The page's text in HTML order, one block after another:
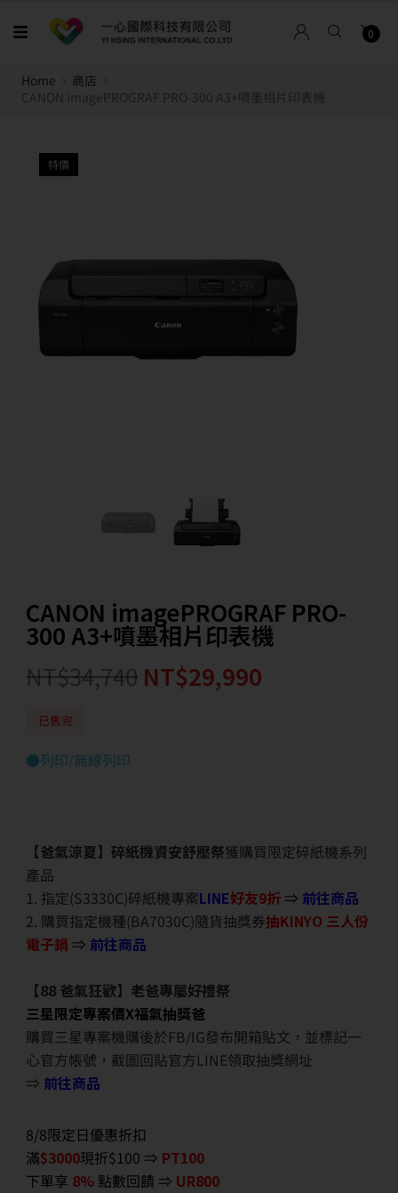
0
Home
商店
CANON imagePROGRAF PRO-300 A3+噴墨相片印表機
特價
CANON imagePROGRAF PRO-
300 A3+噴墨相片印表機
NT$34,740 NT$29,990
已售完
●列印/無線列印
【爸氣涼夏】碎紙機資安舒壓祭獲購買限定碎紙機系列
產品
1. 指定(S3330C)碎紙機專案LINE好友9折 ⇒ 前往商品
2. 購買指定機種(BA7030C)隨貨抽獎券抽KINYO 三人份
電子鍋 ⇒ 前往商品
【88 爸氣狂歡】老爸專屬好禮祭
三星限定專案價X福氣抽獎爸
購買三星專案機購後於FB/IG發布開箱貼文，並標記一
心官方帳號，截圖回貼官方LINE領取抽獎網址
⇒ 前往商品
8/8限定日優惠折扣
滿$3000現折$100 ⇒ PT100
下單享 8% 點數回饋 ⇒ UR800